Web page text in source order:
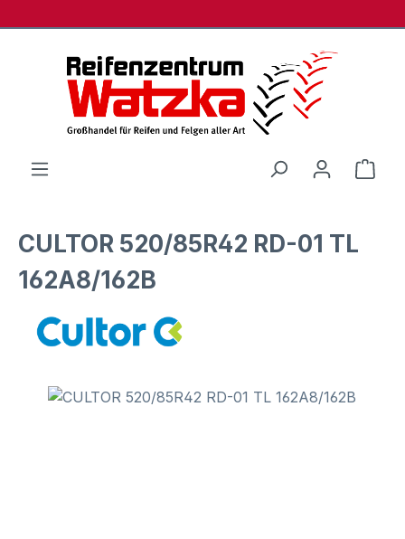
CULTOR 520/85R42 RD-01 TL
162A8/162B
Bildergalerie überspringen